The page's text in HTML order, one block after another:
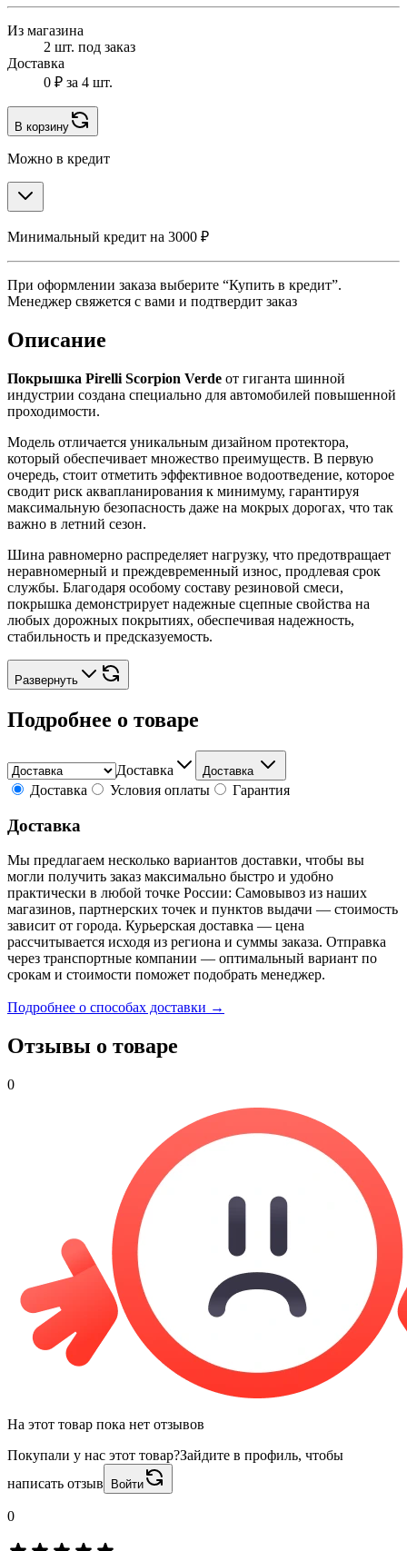
Из магазина
2 шт. под заказ
Доставка
0 ₽ за 4 шт.
В корзину
Можно в кредит
Минимальный кредит на 3000 ₽
При оформлении заказа выберите “Купить в кредит”.
Менеджер свяжется с вами и подтвердит заказ
Описание
Покрышка Pirelli Scorpion Verde от гиганта шинной
индустрии создана специально для автомобилей повышенной
проходимости.
Модель отличается уникальным дизайном протектора,
который обеспечивает множество преимуществ. В первую
очередь, стоит отметить эффективное водоотведение, которое
сводит риск аквапланирования к минимуму, гарантируя
максимальную безопасность даже на мокрых дорогах, что так
важно в летний сезон.
Шина равномерно распределяет нагрузку, что предотвращает
неравномерный и преждевременный износ, продлевая срок
службы. Благодаря особому составу резиновой смеси,
покрышка демонстрирует надежные сцепные свойства на
любых дорожных покрытиях, обеспечивая надежность,
стабильность и предсказуемость.
Развернуть
Подробнее о товаре
Доставка Доставка
Доставка Условия оплаты Гарантия
Доставка
Мы предлагаем несколько вариантов доставки, чтобы вы
могли получить заказ максимально быстро и удобно
практически в любой точке России: Самовывоз из наших
магазинов, партнерских точек и пунктов выдачи — стоимость
зависит от города. Курьерская доставка — цена
рассчитывается исходя из региона и суммы заказа. Отправка
через транспортные компании — оптимальный вариант по
срокам и стоимости поможет подобрать менеджер.
Подробнее о способах доставки →
Отзывы о товаре
0
На этот товар пока нет отзывов
Покупали у нас этот товар?Зайдите в профиль, чтобы
написать отзыв
Войти
0